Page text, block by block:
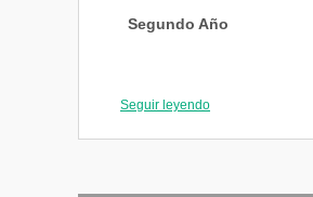
Segundo Año
Seguir leyendo